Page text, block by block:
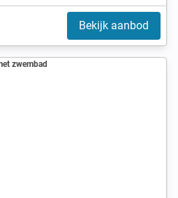
Bekijk aanbod